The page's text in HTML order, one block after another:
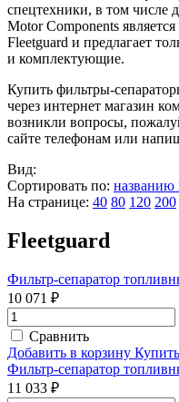
спецтехники, в том числе
Motor Components
Fleetguard и предлагает
и комплектующие.
Купить фильтры-
через интернет магазин
возникли вопросы,
сайте телефонам или
Вид:
Сортировать по: названию
На странице: 40 80 120 200
Fleetguard
Фильтр-сепаратор
10 071 ₽
Сравнить
Добавить в корзину
Фильтр-сепаратор
11 033 ₽